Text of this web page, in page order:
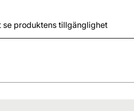
produktens tillgänglighet